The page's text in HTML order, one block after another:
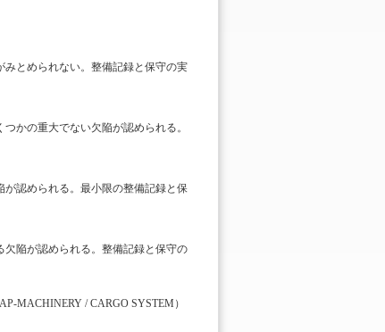
とめられない。整備記録と保守の実
かの重大でない欠陥が認められる。
認められる。最小限の整備記録と保
陥が認められる。整備記録と保守の
MACHINERY / CARGO SYSTEM）